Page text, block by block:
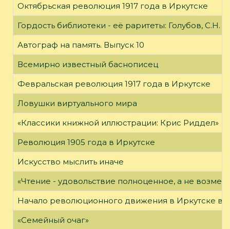
Октябрьская революция 1917 года в Иркутске
Гордость библиотеки - её раритеты: Голубов, С.Н.
Автограф на память. Выпуск 10
Всемирно известный баснописец
Февральская революция 1917 года в Иркутске
Ловушки виртуального мира
«Классики книжной иллюстрации: Крис Риддел»
Революция 1905 года в Иркутске
Искусство мыслить иначе
«Чтение - удовольствие полноценное, а не
Начало революционного движения в Иркутске в
«Семейный очаг»